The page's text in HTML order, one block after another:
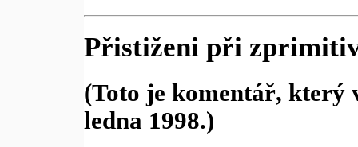
Přistiženi při
(Toto je komentář, který
ledna 1998.)